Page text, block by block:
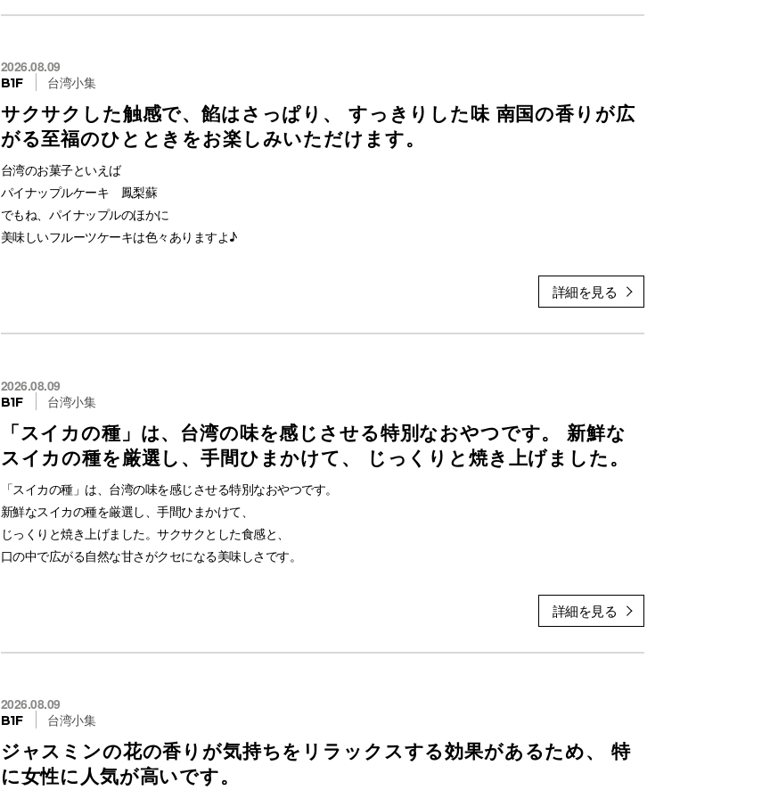
▼ 通販はこちらから
https://item.rakuten.co.jp/vin/663928/
#台湾パイナップルケーキ
#台湾スイーツ
#台湾総統府御用達
#贈答品におすすめ
#お取り寄せスイーツ
#台湾土産
#ほろり食感
#焼きたて風
#おうちで台湾
#アジアスイーツ
#ご褒美おやつ
#パイナップルケーキ通販
#台湾お土産人気
2026.08.09
B1F 台湾小集
サクサクした触感で、餡はさっぱり、 すっきりした味 南国の香りが広
がる至福のひとときをお楽しみいただけます。
台湾のお菓子といえば
パイナップルケーキ 鳳梨蘇
でもね、パイナップルのほかに
美味しいフルーツケーキは色々ありますよ♪
さくさくしっとりのクッキー生地に、
フルーティーなライチジャムがたっぷり詰まった贅沢な一品。♪
かじってみると、とても柔らかいのですが、
ボロボロくずれることはありません。サクサクしていてしっとり。
あんも甘すぎることなく、ちょうどいい感じ
お引っ越しのご挨拶にも最適。台湾の人気フルーツケーキとして、
パイナップルケーキに並ぶ美味しさをぜひご堪能ください。
あなたの心に、台湾のフルーツの夢をお届けします！
2026.08.09
B1F 台湾小集
「スイカの種」は、台湾の味を感じさせる特別なおやつです。 新鮮な
スイカの種を厳選し、手間ひまかけて、 じっくりと焼き上げました。
「スイカの種」は、台湾の味を感じさせる特別なおやつです。
新鮮なスイカの種を厳選し、手間ひまかけて、
じっくりと焼き上げました。サクサクとした食感と、
口の中で広がる自然な甘さがクセになる美味しさです。
また、エネルギー補給にもなるため、
スポーツやアウトドアのお供としても最適
友人との会話を楽しむ時や、
テレビ、映画を観る際のおやつとしてもぴったりです。
2026.08.09
B1F 台湾小集
ジャスミンの花の香りが気持ちをリラックスする効果があるため、 特
に女性に人気が高いです。